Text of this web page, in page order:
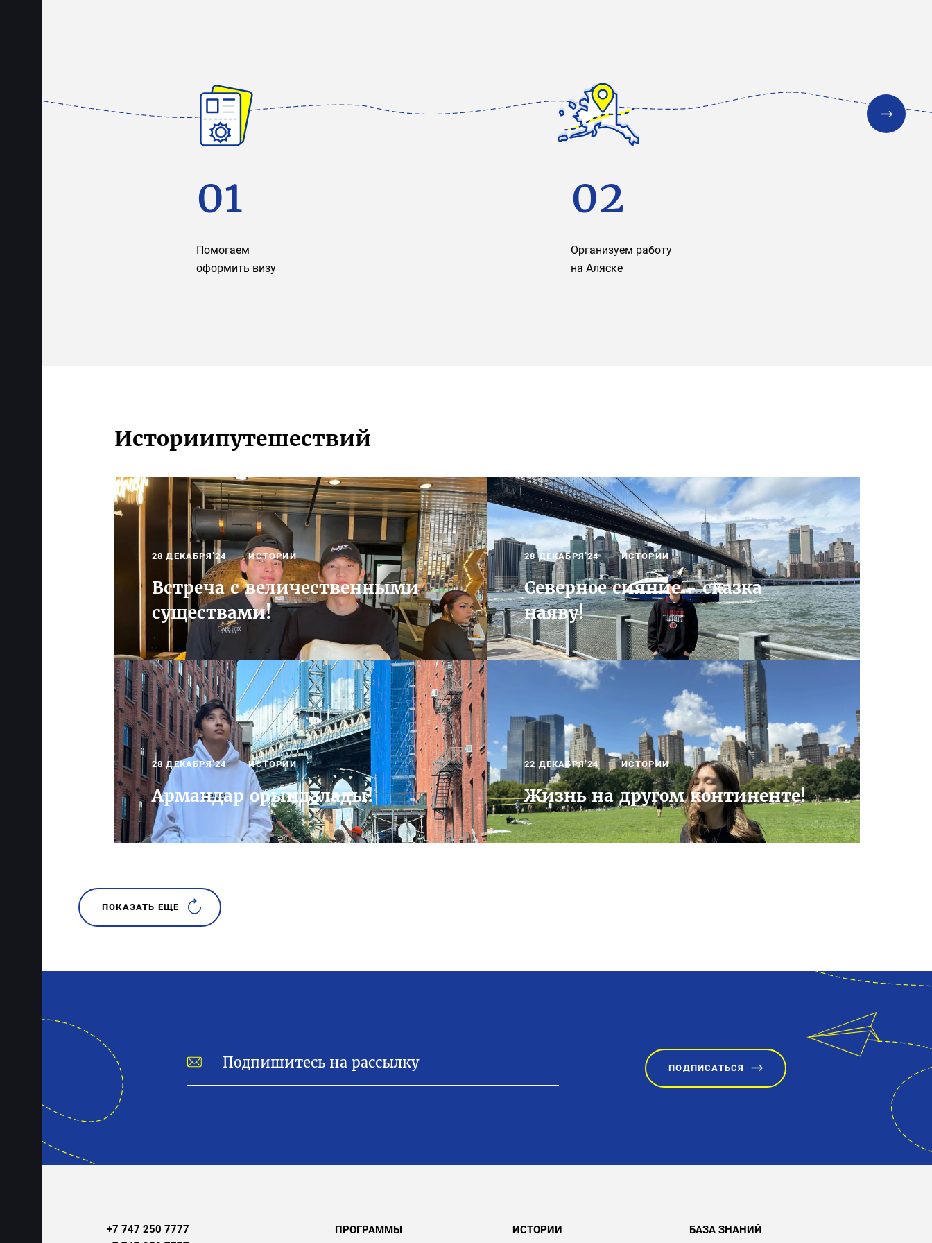
01
Помогаем
оформить визу
02
Организуем работу
на Аляске
Историипутешествий
28 ДЕКАБРЯ’24 ИСТОРИИ
Встреча с величественными
существами!
28 ДЕКАБРЯ’24 ИСТОРИИ
Северное сияние - сказка
наяву!
28 ДЕКАБРЯ’24 ИСТОРИИ
Армандар орындалады!
22 ДЕКАБРЯ’24 ИСТОРИИ
Жизнь на другом континенте!
ПОКАЗАТЬ ЕЩЕ
ПОДПИСАТЬСЯ
+7 747 250 7777
ПРОГРАММЫ ИСТОРИИ БАЗА ЗНАНИЙ